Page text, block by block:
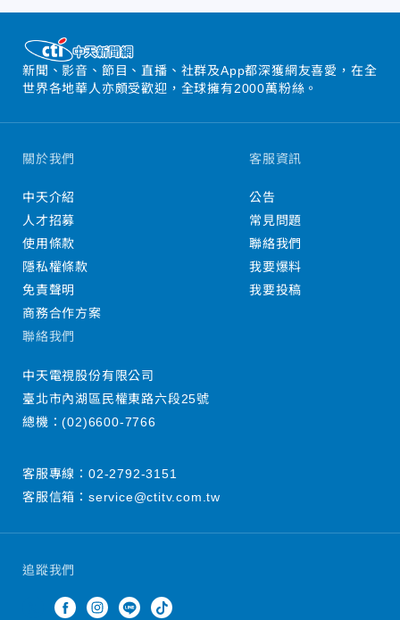
新聞、影音、節目、直播、社群及App都深獲網友喜愛，在全
世界各地華人亦頗受歡迎，全球擁有2000萬粉絲。
追蹤我們
關於我們
中天介紹
人才招募
使用條款
隱私權條款
免責聲明
商務合作方案
客服資訊
公告
常見問題
聯絡我們
我要爆料
我要投稿
聯絡我們
中天電視股份有限公司
臺北市內湖區民權東路六段25號
總機：(02)6600-7766
客服專線： 02-2792-3151
客服信箱： service@ctitv.com.tw